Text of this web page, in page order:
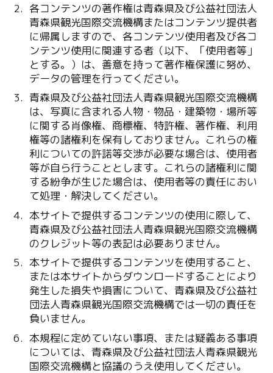
各コンテンツの著作権は青森県及び公益社団法人
青森県観光国際交流機構またはコンテンツ提供者
に帰属しますので、各コンテンツ使用者及び各コ
ンテンツ使用に関連する者（以下、「使用者等」
とする。）は、善意を持って著作権保護に努め、
データの管理を行ってください。
青森県及び公益社団法人青森県観光国際交流機構
は、写真に含まれる人物・物品・建築物・場所等
に関する肖像権、商標権、特許権、著作権、利用
権等の諸権利を保有しておりません。これらの権
利についての許諾等交渉が必要な場合は、使用者
等が自ら行うこととします。これらの諸権利に関
する紛争が生じた場合は、使用者等の責任におい
て処理・解決してください。
本サイトで提供するコンテンツの使用に際して、
青森県及び公益社団法人青森県観光国際交流機構
のクレジット等の表記は必要ありません。
本サイトで提供するコンテンツを使用すること、
または本サイトからダウンロードすることにより
発生した損失や損害について、青森県及び公益社
団法人青森県観光国際交流機構では一切の責任を
負いません。
本規程に定めていない事項、または疑義ある事項
については、青森県及び公益社団法人青森県観光
国際交流機構と協議のうえ使用してください。